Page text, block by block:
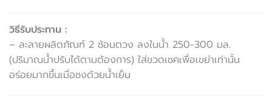
วิธีรับประทาน :
– ละลายผลิตภัณฑ์ 2 ช้อนตวง ลงในน้ำ 250-300 มล.
(ปริมาณน้ำปรับได้ตามต้องการ) ใส่ขวดเชคเพื่อเขย่าเท่านั้น
อร่อยมากขึ้นเมื่อชงด้วยน้ำเย็น